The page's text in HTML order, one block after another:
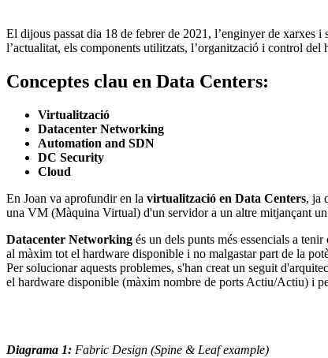
El dijous passat dia 18 de febrer de 2021, l’enginyer de xarxes i
l’actualitat, els components utilitzats, l’organització i control
Conceptes clau en Data Centers:
Virtualització
Datacenter Networking
Automation and SDN
DC Security
Cloud
En Joan va aprofundir en la virtualització en Data Centers, ja
una VM (Màquina Virtual) d'un servidor a un altre mitjançant un
Datacenter Networking és un dels punts més essencials a
al màxim tot el hardware disponible i no malgastar part de la
Per solucionar aquests problemes, s'han creat un seguit
el hardware disponible (màxim nombre de ports Actiu/Actiu) i
Diagrama 1: Fabric Design (Spine & Leaf example)